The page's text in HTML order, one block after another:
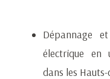
Dépannage
électrique en
dans les Hauts-